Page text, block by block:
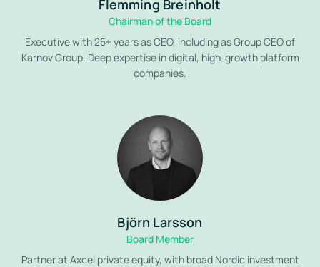
Flemming Breinholt
Chairman of the Board
Executive with 25+ years as CEO, including as Group CEO of
Karnov Group. Deep expertise in digital, high-growth platform
companies.
Björn Larsson
Board Member
Partner at Axcel private equity, with broad Nordic investment